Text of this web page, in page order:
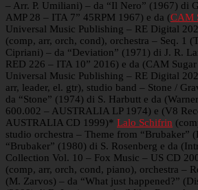
– Arr. P. Umiliani) – da “Il Nero” (1967) di
AMP 28 – ITA 7” 45RPM 1967) e da (CAM
Universal Music Publishing – RE Digital
(comp, arr, orch, cond), orchestra – Seq. 1
Cipriani) – da “Deviation” (1971) di J. R.
RED 226 – ITA 10” 2016) e da (CAM
Universal Music Publishing – RE Digital
arr, leader, el. gtr), studio band – Stone /
da “Stone” (1974) di S. Harbutt e da
600.002 – AUSTRALIA LP 1974) e (V8
AUSTRALIA CD 1999)* Lalo Schifrin
studio orchestra – Theme from “Brubaker”
“Brubaker” (1980) di S. Rosenberg e da
Collection Vol. 10 – Fox Music – US CD
(comp, arr, orch, cond, piano), orchestra –
(M. Zarvos) – da “What just happened?”